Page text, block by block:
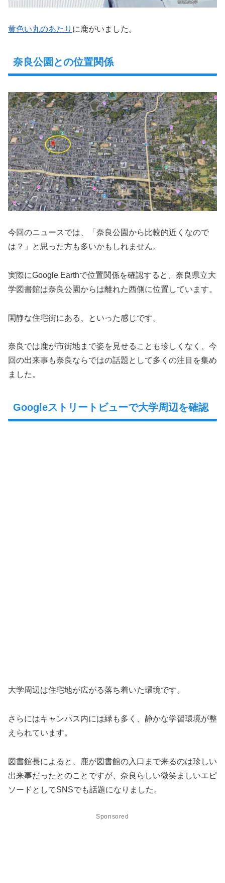
黄色い丸のあたり に鹿がいました。
奈良公園との位置関係
今回のニュースでは、「奈良公園から比較的近くなので
は？」と思った方も多いかもしれません。
実際にGoogle Earthで位置関係を確認すると、奈良県立大
学図書館は奈良公園からは離れた西側に位置しています。
閑静な住宅街にある、といった感じです。
奈良では鹿が市街地まで姿を見せることも珍しくなく、今
回の出来事も奈良ならではの話題として多くの注目を集め
ました。
Googleストリートビューで大学周辺を確認
大学周辺は住宅地が広がる落ち着いた環境です。
さらにはキャンパス内には緑も多く、静かな学習環境が整
えられています。
図書館長によると、鹿が図書館の入口まで来るのは珍しい
出来事だったとのことですが、奈良らしい微笑ましいエピ
ソードとしてSNSでも話題になりました。